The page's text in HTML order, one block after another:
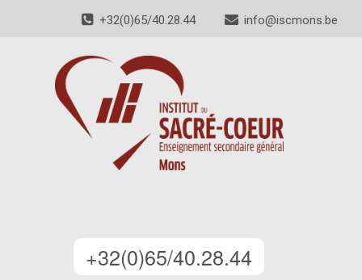
+32(0)65/40.28.44 info@iscmons.be
+32(0)65/40.28.44